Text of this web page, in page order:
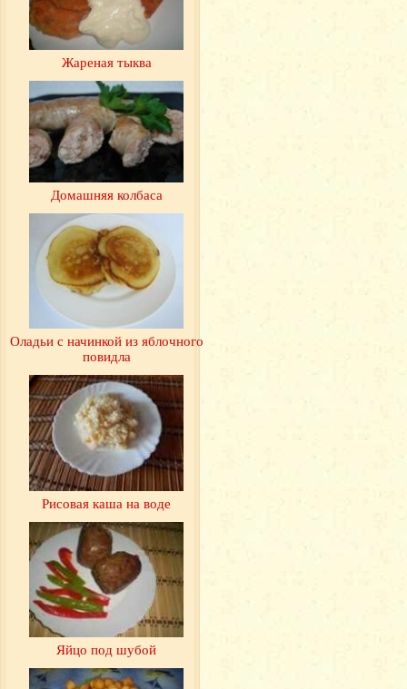
Жареная тыква
Домашняя колбаса
Оладьи с начинкой из яблочного
повидла
Рисовая каша на воде
Яйцо под шубой